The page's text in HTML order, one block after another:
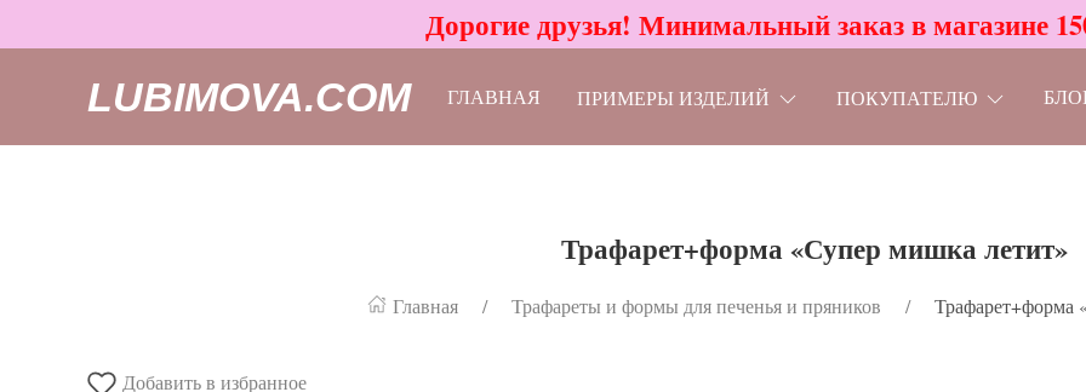
Дорогие друзья! Минимальный заказ в магазине
LUBIMOVA.COM ГЛАВНАЯ ПРИМЕРЫ ИЗДЕЛИЙ ПОКУПАТЕЛЮ
Трафарет+форма «Супер мишка летит»
Главная Трафареты и формы для печенья и пряников Трафарет+форма
Добавить в избранное